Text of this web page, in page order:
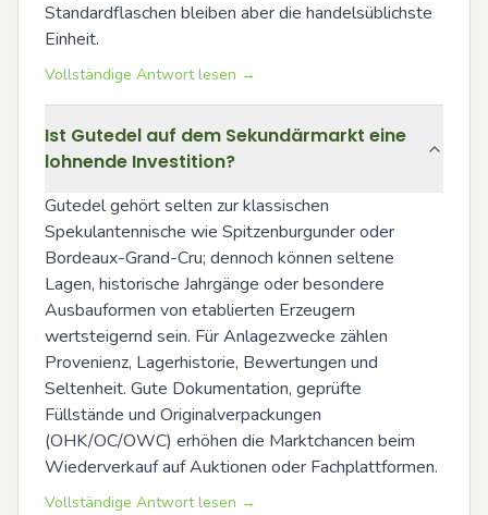
Standardflaschen bleiben aber die handelsüblichste
Einheit.
Vollständige Antwort lesen →
Ist Gutedel auf dem Sekundärmarkt eine
lohnende Investition?
Gutedel gehört selten zur klassischen
Spekulantennische wie Spitzenburgunder oder
Bordeaux-Grand-Cru; dennoch können seltene
Lagen, historische Jahrgänge oder besondere
Ausbauformen von etablierten Erzeugern
wertsteigernd sein. Für Anlagezwecke zählen
Provenienz, Lagerhistorie, Bewertungen und
Seltenheit. Gute Dokumentation, geprüfte
Füllstände und Originalverpackungen
(OHK/OC/OWC) erhöhen die Marktchancen beim
Wiederverkauf auf Auktionen oder Fachplattformen.
Vollständige Antwort lesen →